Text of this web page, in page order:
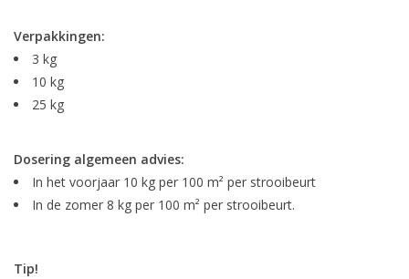
Verpakkingen:
3 kg
10 kg
25 kg
Dosering algemeen advies:
In het voorjaar 10 kg per 100 m² per strooibeurt
In de zomer 8 kg per 100 m² per strooibeurt.
Tip!